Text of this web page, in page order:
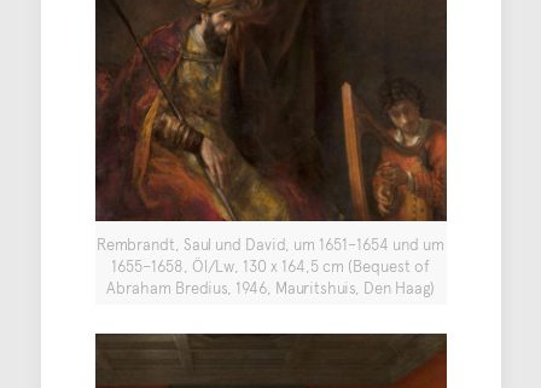
Rembrandt, Saul und David, um 1651–1654 und um
1655–1658, Öl/Lw, 130 x 164,5 cm (Bequest of
Abraham Bredius, 1946, Mauritshuis, Den Haag)